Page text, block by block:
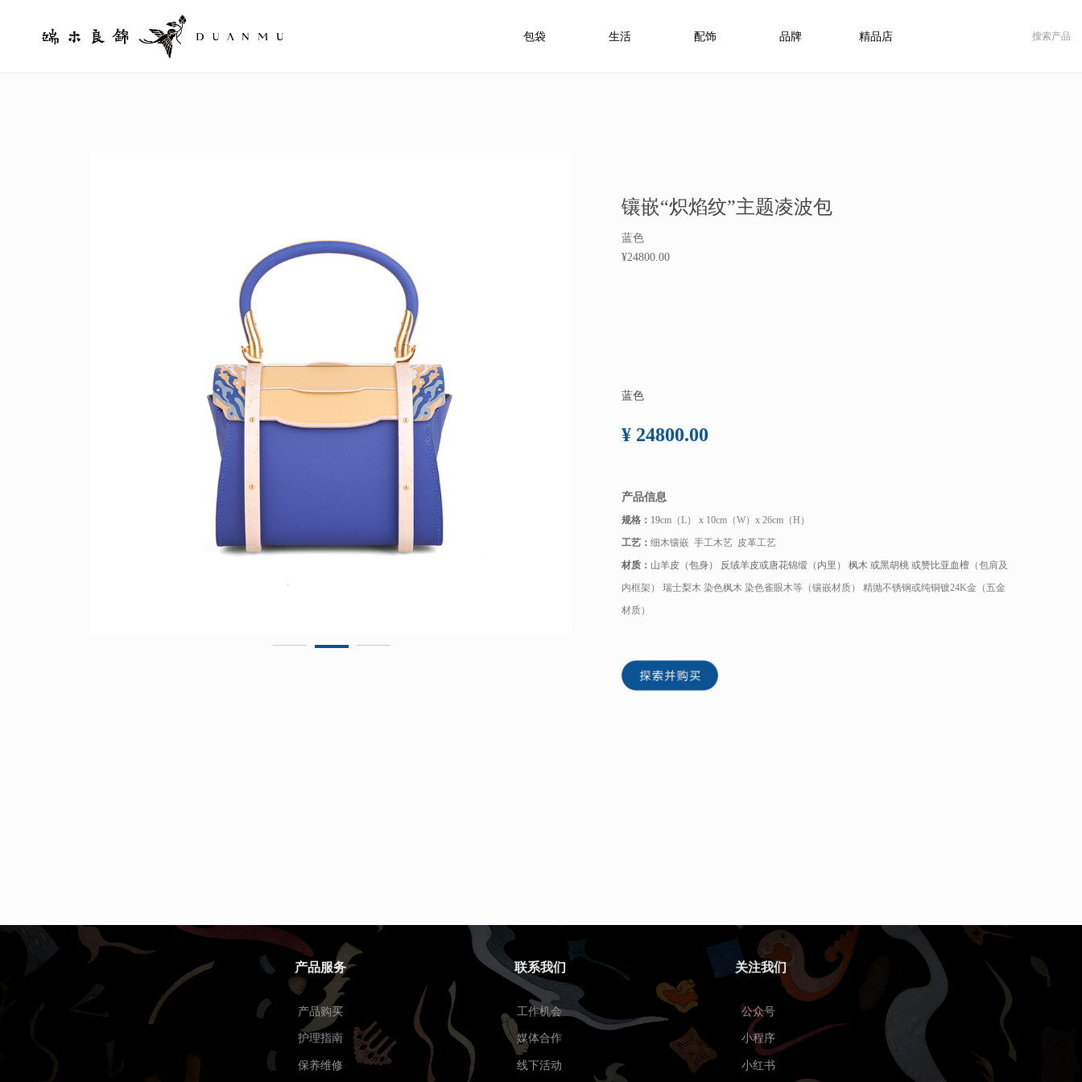
包袋 生活 配饰 品牌 精品店
镶嵌“炽焰纹”主题凌波包
蓝色
¥24800.00
蓝色
¥ 24800.00
产品信息
规格： 19cm（L） x 10cm（W）x 26cm（H）
工艺： 细木镶嵌 手工木艺 皮革工艺
材质： 山羊皮（包身） 反绒羊皮或唐花锦缎（内里） 枫木 或黑胡桃 或赞比亚血檀 （包肩及
内框架） 瑞士梨木 染色枫木 染色雀眼木等（镶嵌材质） 精抛不锈钢或纯铜镀24K金（五金
材质）
产品服务 联系我们 关注我们
产品购买
护理指南
保养维修
公众号
小程序
小红书
工作机会
媒体合作
线下活动